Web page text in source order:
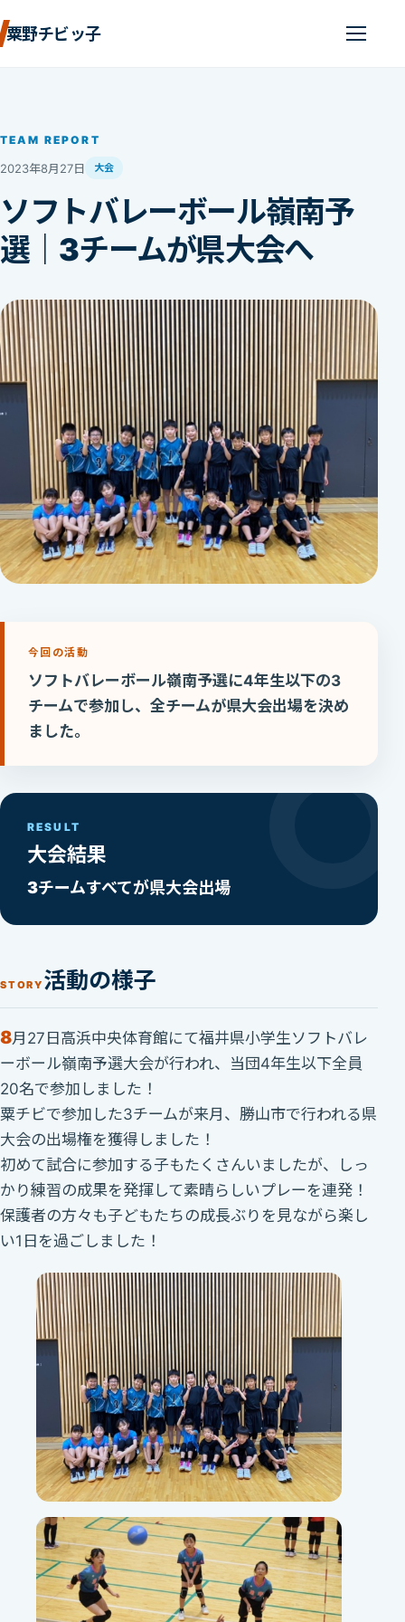
粟野チビッ子
TEAM REPORT
2023年8月27日 大会
ソフトバレーボール嶺南予
選｜3チームが県大会へ
今回の活動
ソフトバレーボール嶺南予選に4年生以下の3
チームで参加し、全チームが県大会出場を決め
ました。
RESULT
大会結果
3チームすべてが県大会出場
STORY 活動の様子
8月27日高浜中央体育館にて福井県小学生ソフトバレ
ーボール嶺南予選大会が行われ、当団4年生以下全員
20名で参加しました！
粟チビで参加した3チームが来月、勝山市で行われる県
大会の出場権を獲得しました！
初めて試合に参加する子もたくさんいましたが、しっ
かり練習の成果を発揮して素晴らしいプレーを連発！
保護者の方々も子どもたちの成長ぶりを見ながら楽し
い1日を過ごしました！